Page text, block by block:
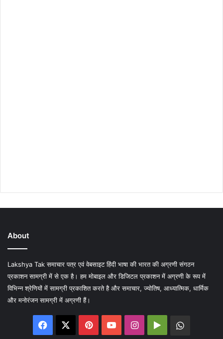
About
Lakshya Tak समाचार पत्र एवं वेबसाइट हिंदी भाषा की भारत की अग्रणी संगठन
प्रकाशन सामग्री में से एक है। हम मोबाइल और डिजिटल प्रकाशन में अग्रणी के रूप में
विभिन्न श्रेणियों में सामग्री प्रकाशित करते है और समाचार, ज्योतिष, आध्यात्मिक, धार्मिक
और मनोरंजन सामग्री में अग्रणी हैं।
Facebook PinterestYouTubeInstagram
Google